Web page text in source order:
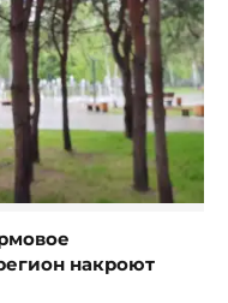
накроют